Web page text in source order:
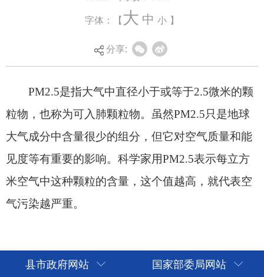
字体：【大 中 小 】
分享:
PM2.5是指大气中直径小于或等于2.5微米的颗
粒物，也称为可入肺颗粒物。虽然PM2.5只是地球
大气成分中含量很少的组分，但它对空气质量和能
见度等有重要的影响。科学家用PM2.5表示每立方
气污染越严重。
县市政府网站
国家部委局网站